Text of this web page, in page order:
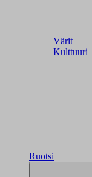
Värit
Kulttuuri
Ruotsi